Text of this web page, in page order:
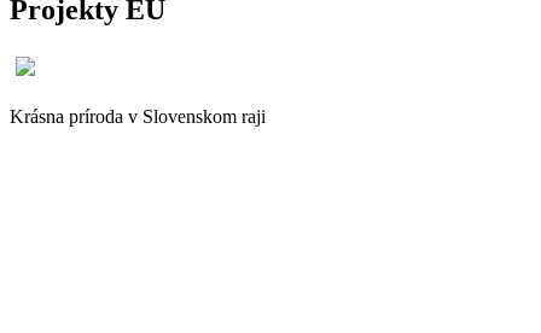
Projekty EÚ
Krásna príroda v Slovenskom raji